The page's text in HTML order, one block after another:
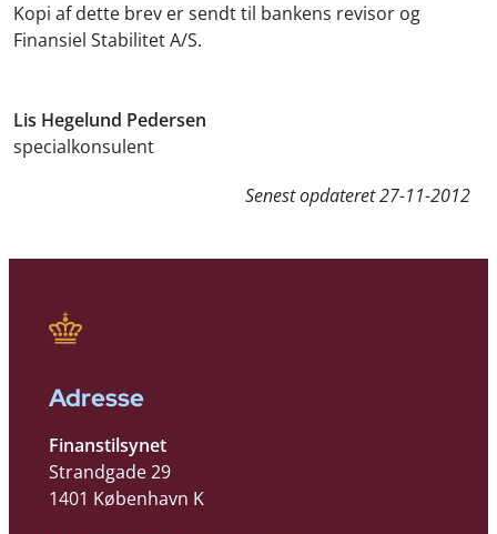
Kopi af dette brev er sendt til bankens revisor og
Finansiel Stabilitet A/S.
Lis Hegelund Pedersen
specialkonsulent
Senest opdateret27-11-2012
Adresse
Finanstilsynet
Strandgade 29
1401 København K